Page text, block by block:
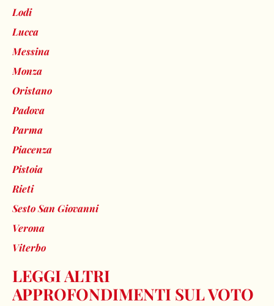
Lodi
Lucca
Messina
Monza
Oristano
Padova
Parma
Piacenza
Pistoia
Rieti
Sesto San Giovanni
Verona
Viterbo
LEGGI ALTRI
APPROFONDIMENTI SUL VOTO